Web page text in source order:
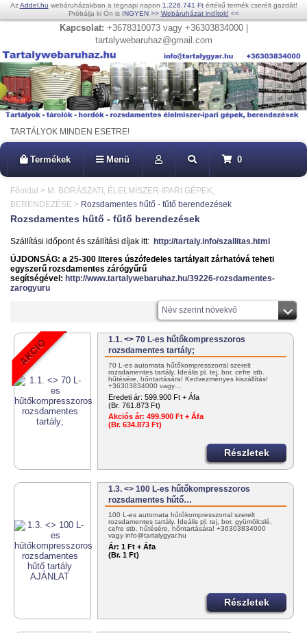
AzAddel.hu webáruházakban a tegnapi napon 1.226.741 Ftértékű termék cserélt gazdát!
Próbálja ki Ön is INGYEN >> Webáruházat indítok! <<
Kapcsolat: +3678310073 vagy +36303834000 |
tartalywebaruhaz@gmail.com
TARTÁLYOK MINDEN ESETRE!
Termékek Menü 0
Főoldal > M. BORÁSZATI, ÉLELMISZER-IPARI GÉPEK,
BERENDEZÉSE > Rozsdamentes hűtő - fűtő berendezések
Rozsdamentes hűtő - fűtő berendezések
Szállítási időpont és szállítási díjak itt: http://tartaly.info/szallitas.html
ÚJDONSÁG: a 25-300 literes úszófedeles tartályait zárhatóvá teheti
egyszerű rozsdamentes zárógyűrű
segítségével: http://www.tartalywebaruhaz.hu/39226-rozsdamentes-
zarogyuru
Név szerint növekvő
1.1. <> 70 L-es hűtőkompresszoros
rozsdamentes tartály;
70 L-es automata hűtőkompresszorral szerelt
rozsdamentes tartály. Ideális pl. tej, bor, cefre stb.
hűtésére, hőntartására! Kedvezményes kiszállítás!
+36303834000 vagy…
Eredeti ár: 599.900 Ft + Áfa
(Br. 761.873 Ft)
Akciós ár: 499.900 Ft + Áfa
(Br. 634.873 Ft)
Részletek
1.3. <> 100 L-es hűtőkompresszoros
rozsdamentes hűtő…
100 L-es automata hűtőkompresszorral szerelt
rozsdamentes tartály. Ideális pl. tej, bor, gyümölcslé,
cefre stb. hűtésére, hőntartására! +36303834000
vagy info@tartalygyar.hu
Ár: 1 Ft + Áfa
(Br. 1 Ft)
Részletek